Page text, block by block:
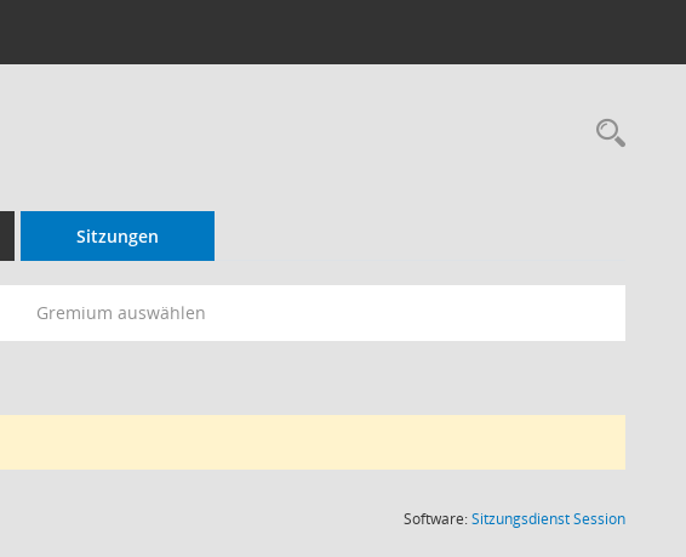
Sitzungen
Gremium auswählen
Software:SitzungsdienstSession(Wird in